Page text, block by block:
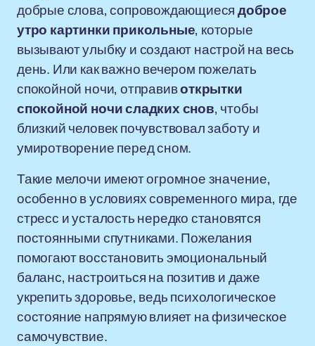
добрые слова, сопровождающиесядоброе
утро картинки прикольные, которые
вызывают улыбку и создают настрой на весь
день. Или как важно вечером пожелать
спокойной ночи, отправивоткрытки
спокойной ночи сладких снов, чтобы
близкий человек почувствовал заботу и
умиротворение перед сном.
Такие мелочи имеют огромное значение,
особенно в условиях современного мира, где
стресс и усталость нередко становятся
постоянными спутниками. Пожелания
помогают восстановить эмоциональный
баланс, настроиться на позитив и даже
укрепить здоровье, ведь психологическое
состояние напрямую влияет на физическое
самочувствие.